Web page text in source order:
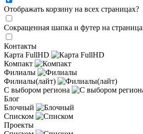
Отображать корзину на всех страницах?
Сокращенная шапка и футер на
Контакты
Карта FullHD
Компакт
Филиалы
Филиалы(лайт)
С выбором региона
Блог
Блочный
Списком
Проекты